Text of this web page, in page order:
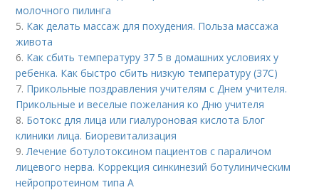
молочного пилинга
5. Как делать массаж для похудения. Польза массажа
живота
6. Как сбить температуру 37 5 в домашних условиях у
ребенка. Как быстро сбить низкую температуру (37С)
7. Прикольные поздравления учителям с Днем учителя.
Прикольные и веселые пожелания ко Дню учителя
8. Ботокс для лица или гиалуроновая кислота Блог
клиники лица. Биоревитализация
9. Лечение ботулотоксином пациентов с параличом
лицевого нерва. Коррекция синкинезий ботулиническим
нейропротеином типа А